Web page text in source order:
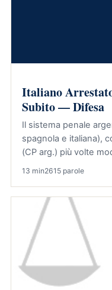
Italiano
Subito — Difesa
Il sistema penale
spagnola e italiana),
(CP arg.) più volte
13 min2615 parole